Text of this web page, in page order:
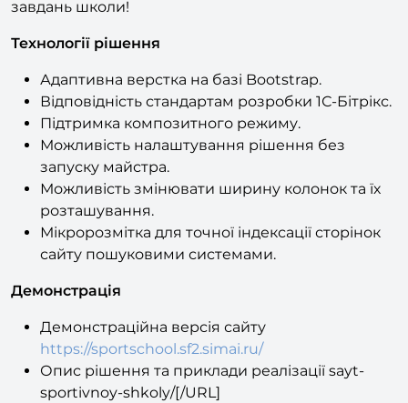
Технології рішення
Адаптивна верстка на базі Bootstrap.
Відповідність стандартам розробки 1С-Бітрікс.
Підтримка композитного режиму.
Можливість налаштування рішення без
запуску майстра.
Можливість змінювати ширину колонок та їх
розташування.
Мікророзмітка для точної індексації сторінок
сайту пошуковими системами.
Демонстрація
Демонстраційна версія сайту
https://sportschool.sf2.simai.ru/
Опис рішення та приклади реалізації sayt-
sportivnoy-shkoly/[/URL]
Партнерам